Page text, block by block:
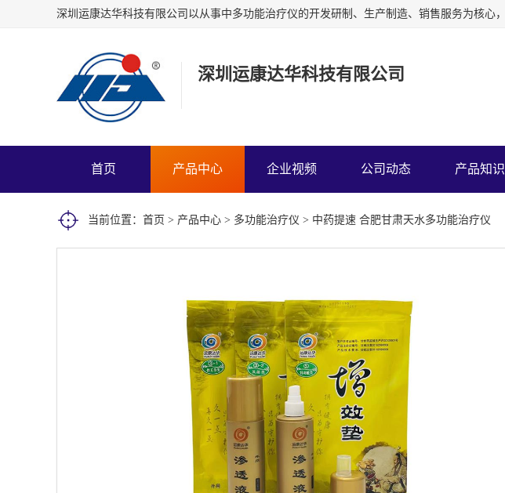
深圳运康达华科技有限公司
首页 产品中心 企业视频 公司动态 产品知识
当前位置： 首页 > 产品中心 > 多功能治疗仪 > 中药提速 合肥甘肃天水多功能治疗仪